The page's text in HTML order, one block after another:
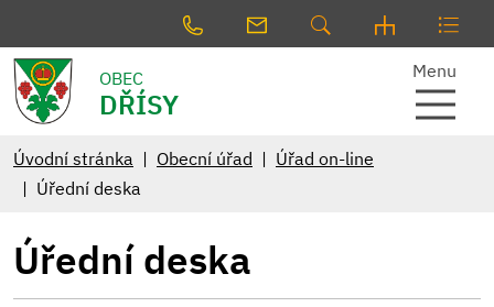
OBEC
DŘÍSY
Menu
Úvodní stránka Obecní úřad
Úřad on-line
Úřední deska
Úřední deska